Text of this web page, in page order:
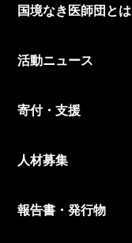
国境なき医師団とは
活動ニュース
寄付・支援
人材募集
報告書・発行物